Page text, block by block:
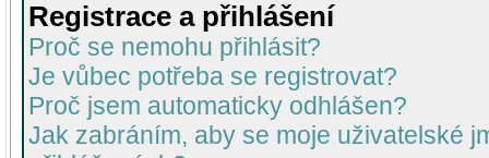
Registrace a přihlášení
Proč se nemohu přihlásit?
Je vůbec potřeba se registrovat?
Proč jsem automaticky odhlášen?
Jak zabráním, aby se moje uživatelské